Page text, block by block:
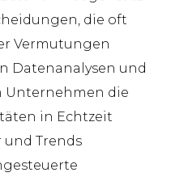
die oft
Vermutungen
Datenanalysen und
Unternehmen die
in Echtzeit
und Trends